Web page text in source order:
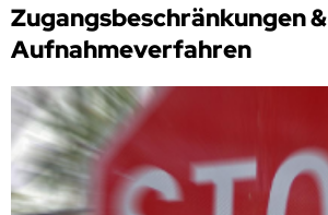
Zugangsbeschränkungen &
Aufnahmeverfahren